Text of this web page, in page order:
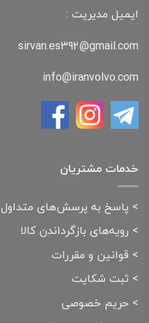
ایمیل مدیریت :
sirvan.es392@gmail.com
info@iranvolvo.com
خدمات مشتریان
> پاسخ به پرسش‌های متداول
> رویه‌های بازگرداندن کالا
> قوانین و مقررات
> ثبت شکایت
> حریم خصوصی